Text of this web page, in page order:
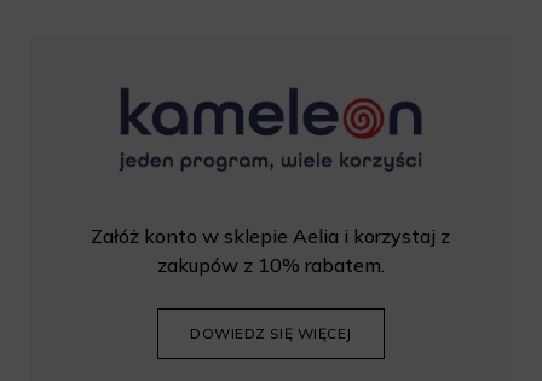
Załóż konto w sklepie Aelia i korzystaj z
zakupów z 10% rabatem.
DOWIEDZ SIĘ WIĘCEJ